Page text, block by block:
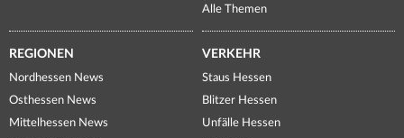
Alle Themen
REGIONEN
Nordhessen News
Osthessen News
Mittelhessen News
VERKEHR
Staus Hessen
Blitzer Hessen
Unfälle Hessen